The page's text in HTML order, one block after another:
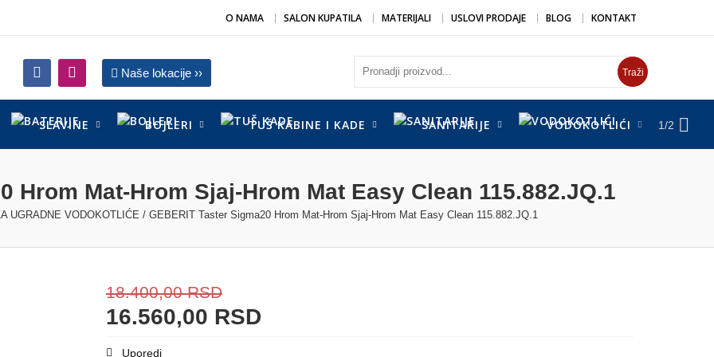
O NAMA SALON KUPATILA MATERIJALI USLOVI PRODAJE BLOG KONTAKT
Naše lokacije ›› Traži
1/2
SLAVINE BOJLERI TUŠ KABINE I KADE SANITARIJE VODOKOTLIĆI
Hrom Mat-Hrom Sjaj-Hrom Mat Easy Clean 115.882.JQ.1
UGRADNE VODOKOTLIĆE / GEBERIT Taster Sigma20 Hrom Mat-Hrom Sjaj-Hrom Mat Easy Clean 115.882.JQ.1
18.400,00RSD
16.560,00 RSD
Uporedi